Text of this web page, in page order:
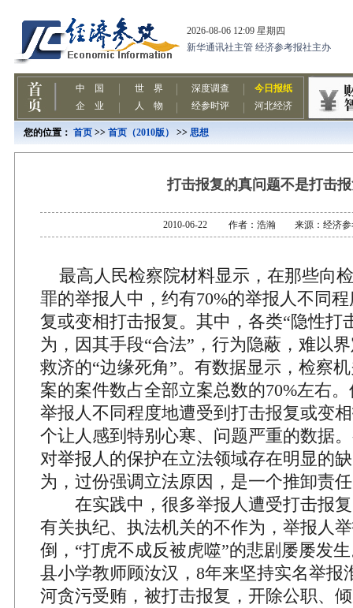
您的位置： 首页 >> 首页（2010版） >> 思想
打击报复的真问题不是打击
2010-06-22 作者：浩瀚 来源：经济参
最高人民检察院材料显示，在那些向
罪的举报人中，约有70%的举报人不同
复或变相打击报复。其中，各类“隐性打
为，因其手段“合法”，行为隐蔽，难以
救济的“边缘死角”。有数据显示，检察
案的案件数占全部立案总数的70%左右
举报人不同程度地遭受到打击报复或变
个让人感到特别心寒、问题严重的数据
对举报人的保护在立法领域存在明显的
为，过份强调立法原因，是一个推卸责
在实践中，很多举报人遭受打击报复
有关执纪、执法机关的不作为，举报人
倒，“打虎不成反被虎噬”的悲剧屡屡发
县小学教师顾汝汉，8年来坚持实名举报
河贪污受贿，被打击报复，开除公职、